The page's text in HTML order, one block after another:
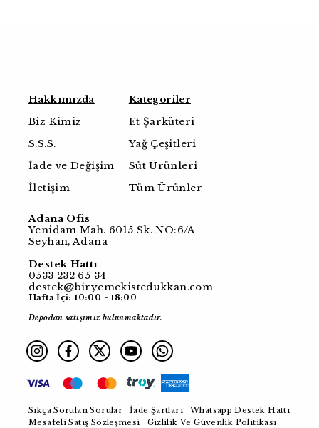
Hakkımızda
Biz Kimiz
S.S.S.
İade ve Değişim
İletişim
Kategoriler
Et Şarküteri
Yağ Çeşitleri
Süt Ürünleri
Tüm Ürünler
Adana Ofis
Yenidam Mah. 6015 Sk. NO:6/A
Seyhan, Adana
Destek Hattı
0533 232 65 34
destek@biryemekistedukkan.com
Hafta İçi: 10:00 - 18:00
Depodan satışımız bulunmaktadır.
Sıkça Sorulan Sorular İade Şartları
Whatsapp Destek Hattı
Mesafeli Satış Sözleşmesi
Gizlilik Ve Güvenlik Politikası